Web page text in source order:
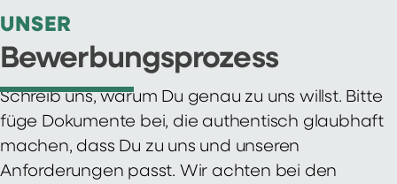
UNSER
Bewerbungsprozess
Schreib uns, warum Du genau zu uns willst. Bitte
füge Dokumente bei, die authentisch glaubhaft
machen, dass Du zu uns und unseren
Anforderungen passt. Wir achten bei den